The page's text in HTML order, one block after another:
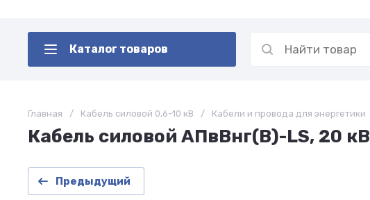
Каталог товаров
Главная / Кабель силовой 0,6-10 кВ / Кабели и провода для энергетики
Кабель силовой АПвВнг(В)-LS, 20 кВ
Предыдущий